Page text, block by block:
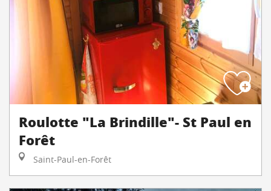
Roulotte "La Brindille"- St Paul en
Forêt
Saint-Paul-en-Forêt